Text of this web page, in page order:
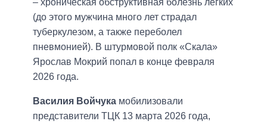
– хроническая обструктивная болезнь легких
(до этого мужчина много лет страдал
туберкулезом, а также переболел
пневмонией). В штурмовой полк «Скала»
Ярослав Мокрий попал в конце февраля
2026 года.
Василия Войчука мобилизовали
представители ТЦК 13 марта 2026 года,